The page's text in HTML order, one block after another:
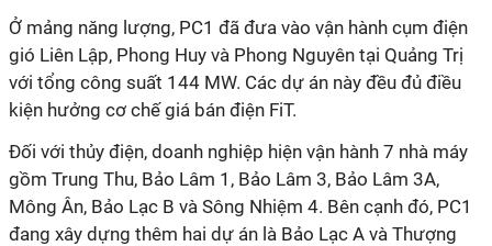
Ở mảng năng lượng, PC1 đã đưa vào vận hành cụm điện
gió Liên Lập, Phong Huy và Phong Nguyên tại Quảng Trị
với tổng công suất 144 MW. Các dự án này đều đủ điều
kiện hưởng cơ chế giá bán điện FiT.
Đối với thủy điện, doanh nghiệp hiện vận hành 7 nhà máy
gồm Trung Thu, Bảo Lâm 1, Bảo Lâm 3, Bảo Lâm 3A,
Mông Ân, Bảo Lạc B và Sông Nhiệm 4. Bên cạnh đó, PC1
đang xây dựng thêm hai dự án là Bảo Lạc A và Thượng